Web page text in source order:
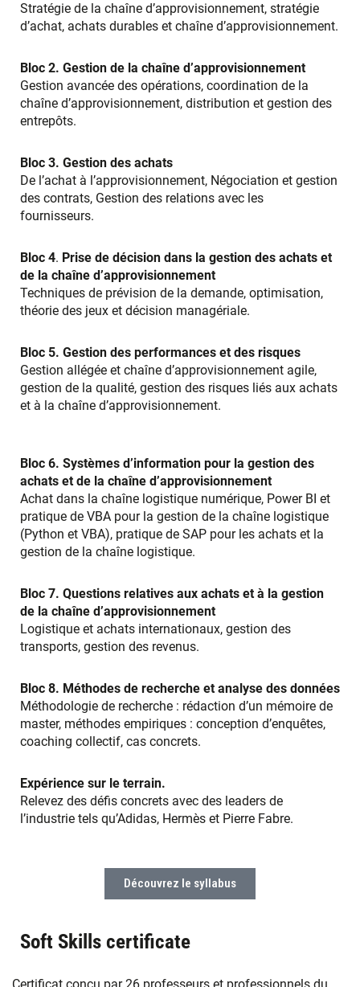
Stratégie de la chaîne d’approvisionnement, stratégie
d’achat, achats durables et chaîne d’approvisionnement.
Bloc 2. Gestion de la chaîne d’approvisionnement
Gestion avancée des opérations, coordination de la
chaîne d’approvisionnement, distribution et gestion des
entrepôts.
Bloc 3. Gestion des achats
De l’achat à l’approvisionnement, Négociation et gestion
des contrats, Gestion des relations avec les
fournisseurs.
Bloc 4. Prise de décision dans la gestion des achats et
de la chaîne d’approvisionnement
Techniques de prévision de la demande, optimisation,
théorie des jeux et décision managériale.
Bloc 5. Gestion des performances et des risques
Gestion allégée et chaîne d’approvisionnement agile,
gestion de la qualité, gestion des risques liés aux achats
et à la chaîne d’approvisionnement.
Bloc 6. Systèmes d’information pour la gestion des
achats et de la chaîne d’approvisionnement
Achat dans la chaîne logistique numérique, Power BI et
pratique de VBA pour la gestion de la chaîne logistique
(Python et VBA), pratique de SAP pour les achats et la
gestion de la chaîne logistique.
Bloc 7. Questions relatives aux achats et à la gestion
de la chaîne d’approvisionnement
Logistique et achats internationaux, gestion des
transports, gestion des revenus.
Bloc 8. Méthodes de recherche et analyse des données
Méthodologie de recherche : rédaction d’un mémoire de
master, méthodes empiriques : conception d’enquêtes,
coaching collectif, cas concrets.
Expérience sur le terrain.
Relevez des défis concrets avec des leaders de
l’industrie tels qu’Adidas, Hermès et Pierre Fabre.
Découvrez le syllabus
Soft Skills certificate